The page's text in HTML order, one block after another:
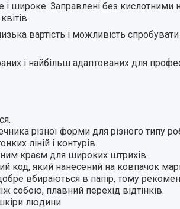
широке. Заправлені без кислотними
вартість і можливість
і найбільш адаптованих для
різної форми для різного типу
ліній і контурів.
краєм для широких штрихів.
код, який нанесений на ковпачок
вбираються в папір, тому
собою, плавний перехід відтінків.
людини